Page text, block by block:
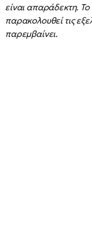
είναι απαράδεκτη.
παρακολουθεί τις
παρεμβαίνει.